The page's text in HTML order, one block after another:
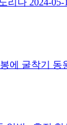
리나 2024-05-
에 굴착기 동